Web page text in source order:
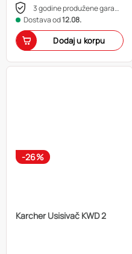
3 godine produžene garancije
Dostava od12.08.
Dodaj u korpu
-26%
Karcher Usisivač KWD 2